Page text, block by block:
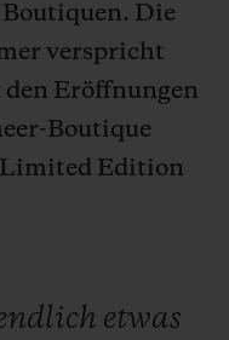
Boutiquen. Die
verspricht
Eröffnungen
Boutique
Limited Edition
etwas